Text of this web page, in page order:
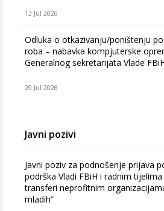
13 Jul 2026
Odluka o otkazivanju/poništenju
roba – nabavka kompjuterske
Generalnog sekretarijata Vlade
09 Jul 2026
Javni pozivi
Javni poziv za podnošenje prijava
podrška Vladi FBiH i radnim
transferi neprofitnim
mladih“